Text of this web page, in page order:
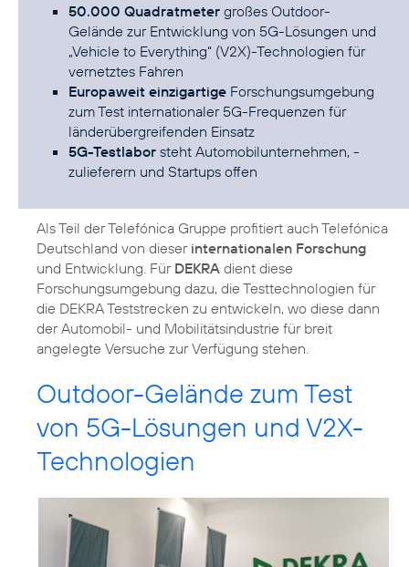
50.000 Quadratmeter großes Outdoor-
Gelände zur Entwicklung von 5G-Lösungen und
„Vehicle to Everything“ (V2X)-Technologien für
vernetztes Fahren
Europaweit einzigartige Forschungsumgebung
zum Test internationaler 5G-Frequenzen für
länderübergreifenden Einsatz
5G-Testlabor steht Automobilunternehmen, -
zulieferern und Startups offen
Als Teil der Telefónica Gruppe profitiert auch Telefónica
Deutschland von dieser internationalen Forschung
und Entwicklung. Für DEKRA dient diese
Forschungsumgebung dazu, die Testtechnologien für
die DEKRA Teststrecken zu entwickeln, wo diese dann
der Automobil- und Mobilitätsindustrie für breit
angelegte Versuche zur Verfügung stehen.
Outdoor-Gelände zum Test
von 5G-Lösungen und V2X-
Technologien